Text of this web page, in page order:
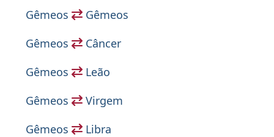
Gêmeos
Gêmeos
Gêmeos
Câncer
Gêmeos
Leão
Gêmeos
Virgem
Gêmeos
Libra